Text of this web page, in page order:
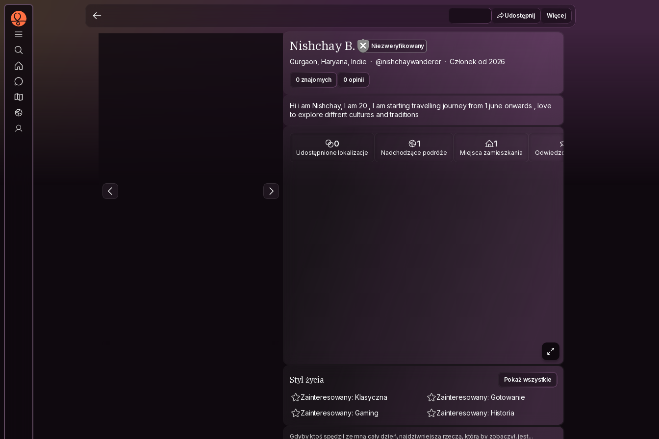
Udostępnij Więcej
Nishchay B. Niezweryfikowany
Gurgaon, Haryana, Indie @nishchaywanderer Członek od 2026
0 znajomych 0 opinii
Hi i am Nishchay, I am 20 , I am starting travelling journey from 1 june onwards , love
to explore diffrent cultures and traditions
0
Udostępnione lokalizacje
1
Nadchodzące podróże
1
Miejsca zamieszkania Odwiedzone miejsca
Styl życia Pokaż wszystkie
Zainteresowany: Klasyczna
Zainteresowany: Gotowanie
Zainteresowany: Gaming
Zainteresowany: Historia
Gdyby ktoś spędził ze mną cały dzień, najdziwniejszą rzeczą, którą by zobaczył, jest...